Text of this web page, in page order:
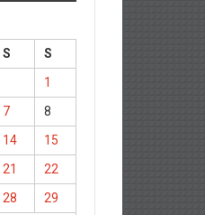
S
S
1
7
8
14
15
21
22
28
29